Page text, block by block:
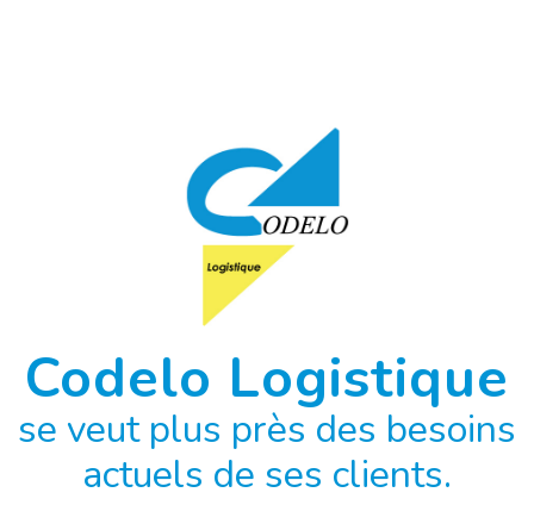
Codelo Logistique
se veut plus près des besoins
actuels de ses clients.